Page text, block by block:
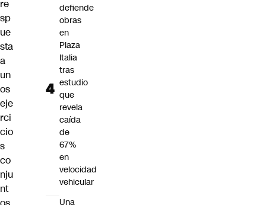
re
sp
ue
sta
a
un
os
eje
rci
cio
s
co
nju
nt
defiende
obras
en
Plaza
Italia
tras
estudio
que
revela
caída
de
67%
en
velocidad
vehicular
Una